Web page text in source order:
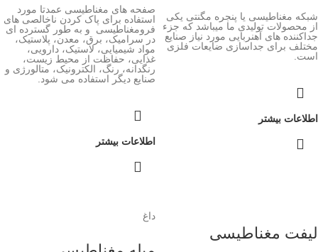
شبکه مغناطیسی یا پنجره مگنتی یکی
از محصولات تولیدی ما میباشد که جزء
جداکننده های آهنربایی مورد نیاز صنایع
مختلف برای جداسازی ضایعات فلزی
است.
اطلاعات بیشتر
صفحه های مغناطیسی عمدتا مورد
استفاده برای پاک کردن ناخالصی های
فرومغناطیسی و به طور گسترده ای
در سرامیک، برق، معدن، پلاستیک،
مواد شیمیایی، لاستیک، دارویی،
غذایی، حفاظت از محیط زیست،
رنگدانه، رنگ، الکترونیک، متالورژی و
صنایع دیگر استفاده می شود.
اطلاعات بیشتر
لیفت مغناطیسی
داغ